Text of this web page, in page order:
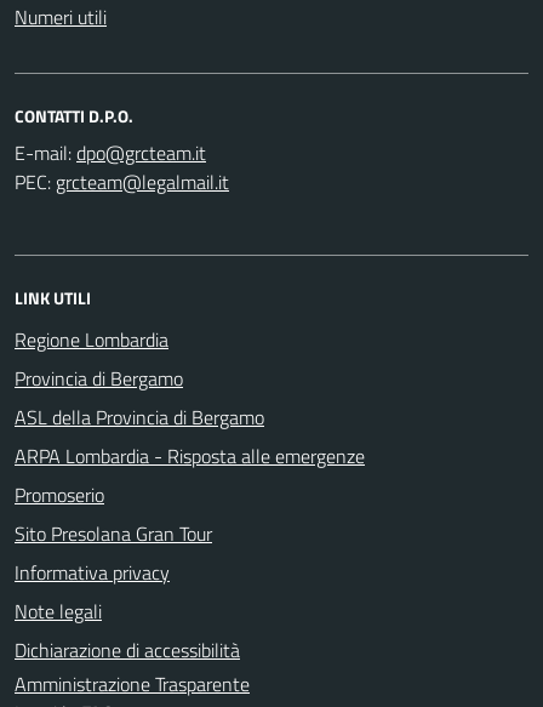
Numeri utili
CONTATTI D.P.O.
E-mail:
PEC:
LINK UTILI
Regione Lombardia
Provincia di Bergamo
ASL della Provincia di Bergamo
ARPA Lombardia - Risposta alle emergenze
Promoserio
Sito Presolana Gran Tour
Informativa privacy
Note legali
Dichiarazione di accessibilità
Amministrazione Trasparente